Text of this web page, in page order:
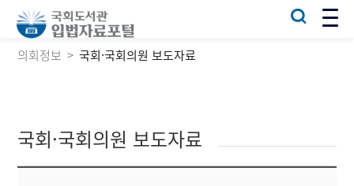
의회정보 국회·국회의원 보도자료
국회·국회의원 보도자료